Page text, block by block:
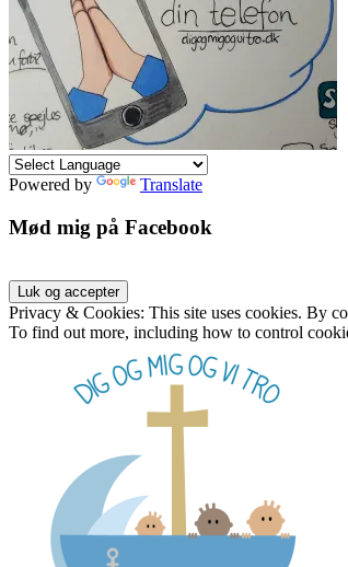
Powered by Translate
Mød mig på Facebook
Privacy & Cookies: This site uses cookies. By
To find out more, including how to control